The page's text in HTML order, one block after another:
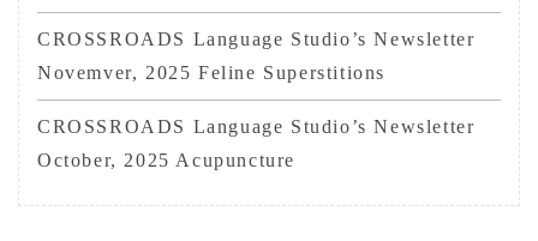
CROSSROADS Language Studio’s Newsletter
Novemver, 2025 Feline Superstitions
CROSSROADS Language Studio’s Newsletter
October, 2025 Acupuncture